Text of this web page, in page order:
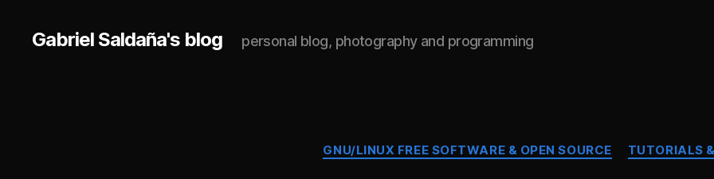
Gabriel Saldaña's blog personal blog, photography and programming
Categories
GNU/LINUX FREE SOFTWARE & OPEN SOURCE TUTORIALS